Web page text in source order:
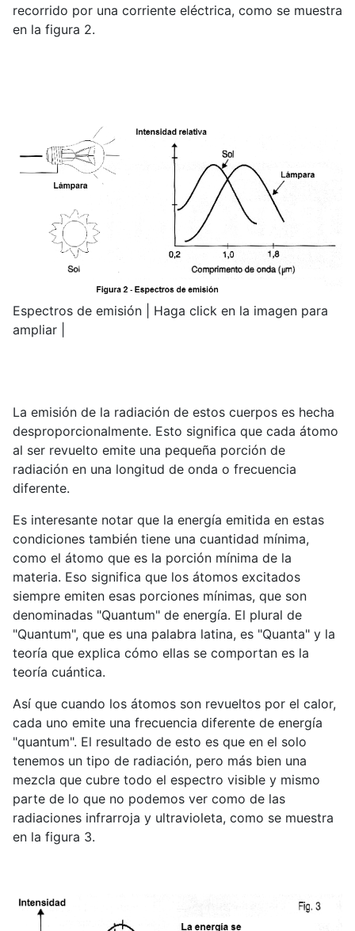
recorrido por una corriente eléctrica, como se muestra
en la figura 2.
Espectros de emisión | Haga click en la imagen para
ampliar |
La emisión de la radiación de estos cuerpos es hecha
desproporcionalmente. Esto significa que cada átomo
al ser revuelto emite una pequeña porción de
radiación en una longitud de onda o frecuencia
diferente.
Es interesante notar que la energía emitida en estas
condiciones también tiene una cuantidad mínima,
como el átomo que es la porción mínima de la
materia. Eso significa que los átomos excitados
siempre emiten esas porciones mínimas, que son
denominadas "Quantum" de energía. El plural de
"Quantum", que es una palabra latina, es "Quanta" y la
teoría que explica cómo ellas se comportan es la
teoría cuántica.
Así que cuando los átomos son revueltos por el calor,
cada uno emite una frecuencia diferente de energía
"quantum". El resultado de esto es que en el solo
tenemos un tipo de radiación, pero más bien una
mezcla que cubre todo el espectro visible y mismo
parte de lo que no podemos ver como de las
radiaciones infrarroja y ultravioleta, como se muestra
en la figura 3.